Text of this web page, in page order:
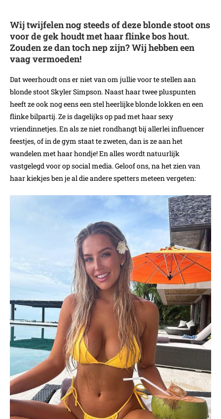
Wij twijfelen nog steeds of deze blonde stoot ons
voor de gek houdt met haar flinke bos hout.
Zouden ze dan toch nep zijn? Wij hebben een
vaag vermoeden!
Dat weerhoudt ons er niet van om jullie voor te stellen aan
blonde stoot Skyler Simpson. Naast haar twee pluspunten
heeft ze ook nog eens een stel heerlijke blonde lokken en een
flinke bilpartij. Ze is dagelijks op pad met haar sexy
vriendinnetjes. En als ze niet rondhangt bij allerlei influencer
feestjes, of in de gym staat te zweten, dan is ze aan het
wandelen met haar hondje! En alles wordt natuurlijk
vastgelegd voor op social media. Geloof ons, na het zien van
haar kiekjes ben je al die andere spetters meteen vergeten: